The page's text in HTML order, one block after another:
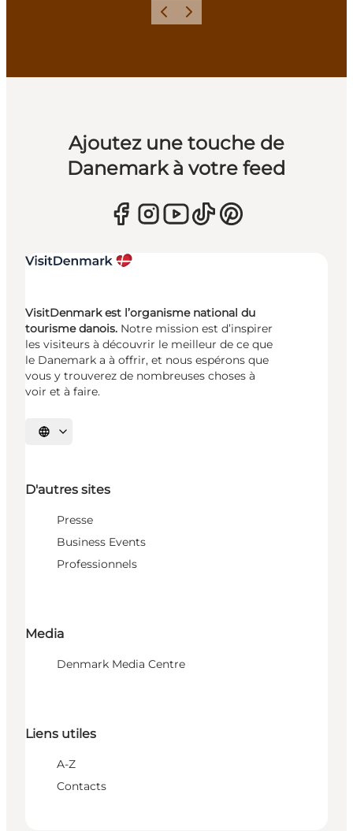
PrécédentSuivant
Ajoutez une touche de
Danemark à votre feed
VisitDenmark est l’organisme national du
tourisme danois. Notre mission est d’inspirer
les visiteurs à découvrir le meilleur de ce que
le Danemark a à offrir, et nous espérons que
vous y trouverez de nombreuses choses à
voir et à faire.
Choisissez la langue
D'autres sites
Presse
Business Events
Professionnels
Media
Denmark Media Centre
Liens utiles
A-Z
Contacts